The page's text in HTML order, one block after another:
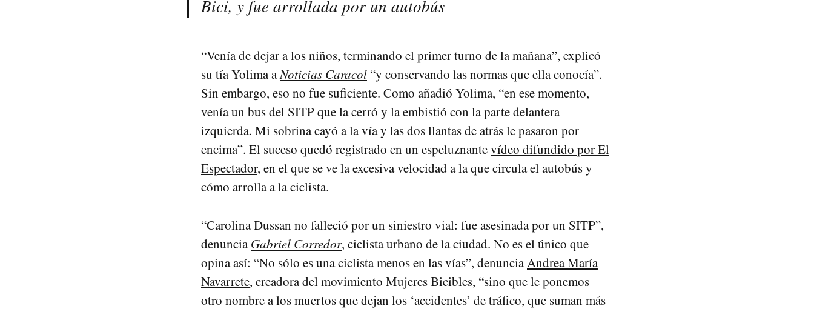
Bici, y fue arrollada por un autobús
“Venía de dejar a los niños, terminando el primer turno de la mañana”, explicó
su tía Yolima aNoticias Caracol “y conservando las normas que ella conocía”.
Sin embargo, eso no fue suficiente. Como añadió Yolima, “en ese momento,
venía un bus del SITP que la cerró y la embistió con la parte delantera
izquierda. Mi sobrina cayó a la vía y las dos llantas de atrás le pasaron por
encima”. El suceso quedó registrado en un espeluznantevídeo difundido por El
Espectador, en el que se ve la excesiva velocidad a la que circula el autobús y
cómo arrolla a la ciclista.
“Carolina Dussan no falleció por un siniestro vial: fue asesinada por un SITP”,
denunciaGabriel Corredor, ciclista urbano de la ciudad. No es el único que
opina así: “No sólo es una ciclista menos en las vías”, denunciaAndrea María
Navarrete, creadora del movimiento Mujeres Bicibles, “sino que le ponemos
otro nombre a los muertos que dejan los ‘accidentes’ de tráfico, que suman más